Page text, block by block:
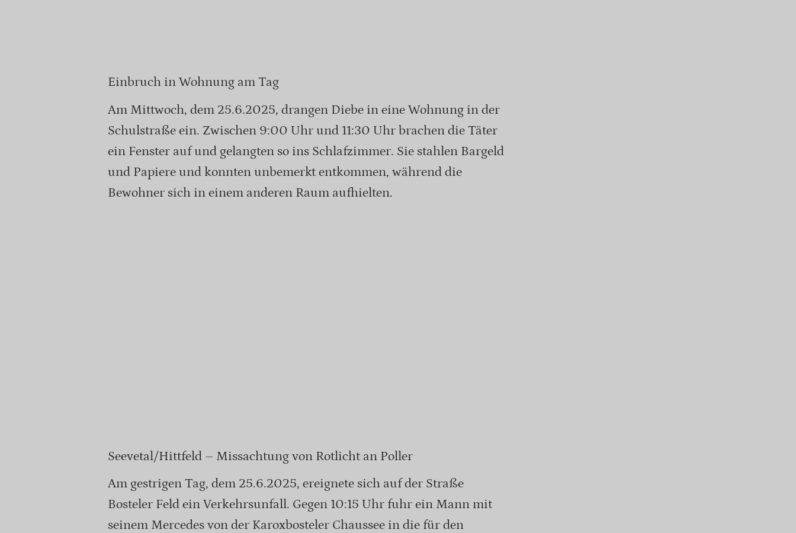
Einbruch in Wohnung am Tag
Am Mittwoch, dem 25.6.2025, drangen Diebe in eine Wohnung in der
Schulstraße ein. Zwischen 9:00 Uhr und 11:30 Uhr brachen die Täter
ein Fenster auf und gelangten so ins Schlafzimmer. Sie stahlen Bargeld
und Papiere und konnten unbemerkt entkommen, während die
Bewohner sich in einem anderen Raum aufhielten.
Seevetal/Hittfeld – Missachtung von Rotlicht an Poller
Am gestrigen Tag, dem 25.6.2025, ereignete sich auf der Straße
Bosteler Feld ein Verkehrsunfall. Gegen 10:15 Uhr fuhr ein Mann mit
seinem Mercedes von der Karoxbosteler Chaussee in die für den